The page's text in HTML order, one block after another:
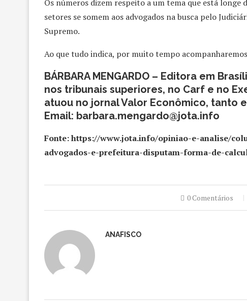
Os números dizem respeito a um tema que está
setores se somem aos advogados na busca pelo
Supremo.
Ao que tudo indica, por muito tempo
BÁRBARA MENGARDO – Editora em
nos tribunais superiores, no Carf e no
atuou no jornal Valor Econômico, tanto
Email: barbara.mengardo@jota.info
Fonte: https://www.jota.info/opiniao-e-analise/
advogados-e-prefeitura-disputam-forma-de-
0 Comentários
ANAFISCO